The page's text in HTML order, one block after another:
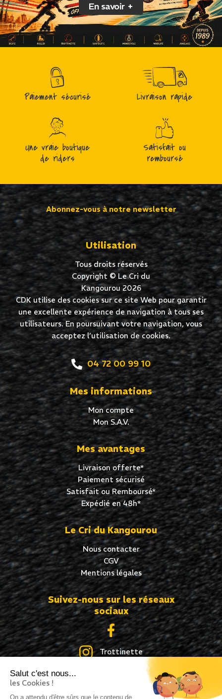
Salut c'est nous...
les Cookies !
On a attendu d'être sûrs que le contenu de
En savoir +
Paiement sécurisé Livraison rapide
Une vraie boutique
de riders
Satisfait ou
remboursé
Abonnez-vous à notre newsletter
Utilisation
Tous droits réservés
Copyright © Le Cri du
Kangourou 2026
CDK utilise des cookies sur ce site Web pour garantir
une excellente expérience de navigation à tous ses
utilisateurs. En poursuivant votre navigation, vous
acceptez l’utilisation de cookies.
04 72 00 99 10
Mes informations
Mon compte
Mon S.A.V.
Mes avantages
Livraison offerte*
Paiement sécurisé
Satisfait ou Remboursé*
Expédié en 48h*
Le Cri du Kangourou
Nous contacter
CGV
Mentions légales
Suivez-nous sur les réseaux
sociaux
Trottinette
Roller